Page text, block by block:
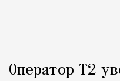
Оператор Т2